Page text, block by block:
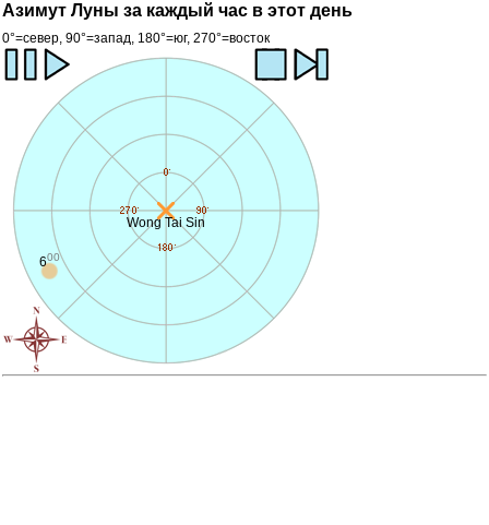
Азимут Луны за каждый час в этот день
0°=север, 90°=запад, 180°=юг, 270°=восток
Wong Tai Sin
600